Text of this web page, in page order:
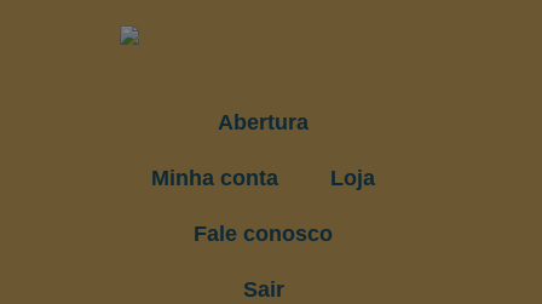
Abertura
Minha conta Loja
Fale conosco
Sair